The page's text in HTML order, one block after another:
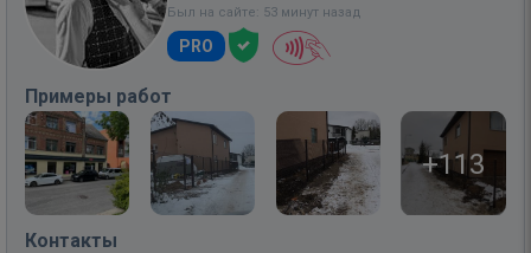
Был на сайте: 53 минут назад
PRO
Примеры работ
+113
Контакты